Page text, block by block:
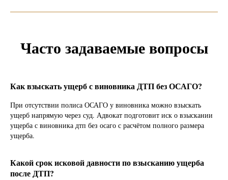
Часто задаваемые вопросы
Как взыскать ущерб с виновника ДТП без ОСАГО?
При отсутствии полиса ОСАГО у виновника можно взыскать
ущерб напрямую через суд. Адвокат подготовит иск о взыскании
ущерба с виновника дтп без осаго с расчётом полного размера
ущерба.
Какой срок исковой давности по взысканию ущерба
после ДТП?